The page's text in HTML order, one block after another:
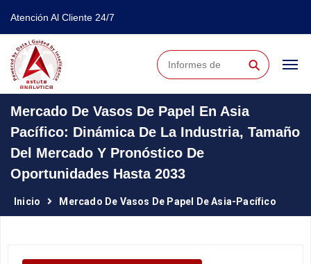
Atención Al Cliente 24/7
⚲
Mercado De Vasos De Papel En Asia
Pacífico: Dinámica De La Industria, Tamaño
Del Mercado Y Pronóstico De
Oportunidades Hasta 2033
Inicio Mercado De Vasos De Papel De Asia-Pacífico